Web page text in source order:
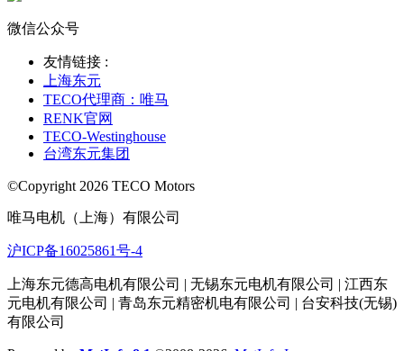
微信公众号
友情链接 :
上海东元
TECO代理商：唯马
RENK官网
TECO-Westinghouse
台湾东元集团
©Copyright 2026 TECO Motors
唯马电机（上海）有限公司
沪ICP备16025861号-4
上海东元德高电机有限公司 | 无锡东元电机有限公司 | 江西东
元电机有限公司 | 青岛东元精密机电有限公司 | 台安科技(无锡)
有限公司